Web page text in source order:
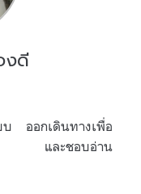
งดี
ออกเดินทางเพื่อ
าติ และชอบอ่าน